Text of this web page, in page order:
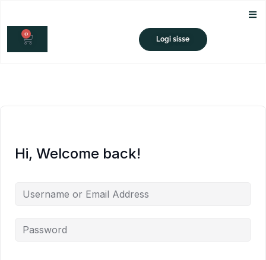
content
0
CART Logi sisse
Hi, Welcome back!